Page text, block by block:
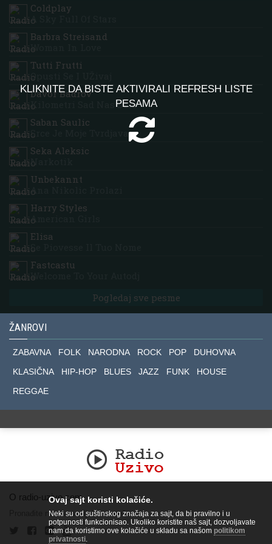
KLIKNITE DA BISTE AKTIVIRALI REFRESH LISTE
PESAMA
Coldplay
A Sky Full Of Stars
Barbra Streisand
Woman In Love
Tutti Frutti
Opusti Se I UŽivaj
Davor Badrov
Kilometri Sad Nas Dele
Saban Saulic
Srce Je Moje Tvrdjava
Seka Aleksic
Narkotik
Unbekannt
Ana Nikolic Prolazi
Harry Styles
American Girls
Elisa
Se Piovesse Il Tuo Nome
Fastcastu
Welcome To Your Autodj
Pogledaj sve pesme
ŽANROVI
ZABAVNA FOLK NARODNA ROCK POP
DUHOVNA
KLASIČNA
HIP-HOP BLUES JAZZ FUNK
HOUSE
REGGAE
O radio-uzivo.com
Pronađite nas na socijalnim mrežama.
Ovaj sajt koristi kolačiće.
Neki su od suštinskog značaja za sajt, da bi pravilno i u
potpunosti funkcionisao. Ukoliko koristite naš sajt, dozvoljavate
nam da koristimo ove kolačiće u skladu sa našom politikom
privatnosti.